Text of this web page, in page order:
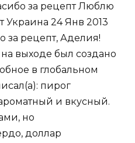
за рецепт Люблю
Украина 24 Янв 2013
за рецепт, Аделия!
выходе был создано
в глобальном
пирог
и вкусный.
но
доллар